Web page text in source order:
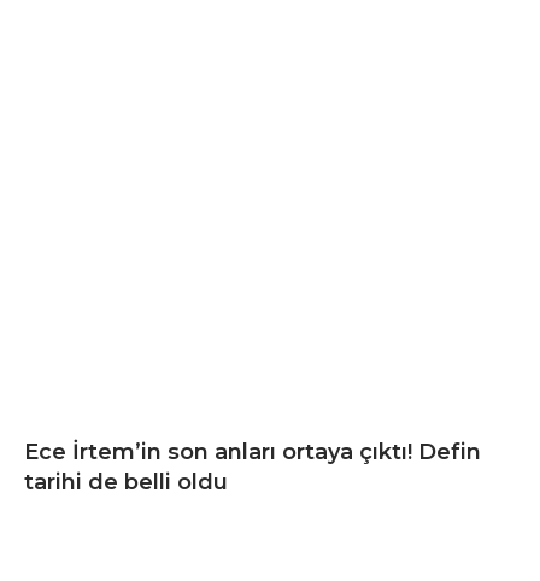
Ece İrtem’in son anları ortaya çıktı! Defin
tarihi de belli oldu